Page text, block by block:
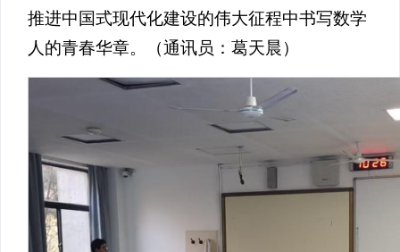
推进中国式现代化建设的伟大征程中书写数学
人的青春华章。（通讯员：葛天晨）